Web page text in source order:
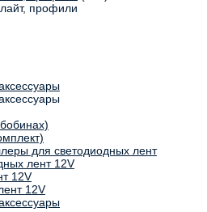
профили
для светодиодных лент
лент 12V
12V
12V